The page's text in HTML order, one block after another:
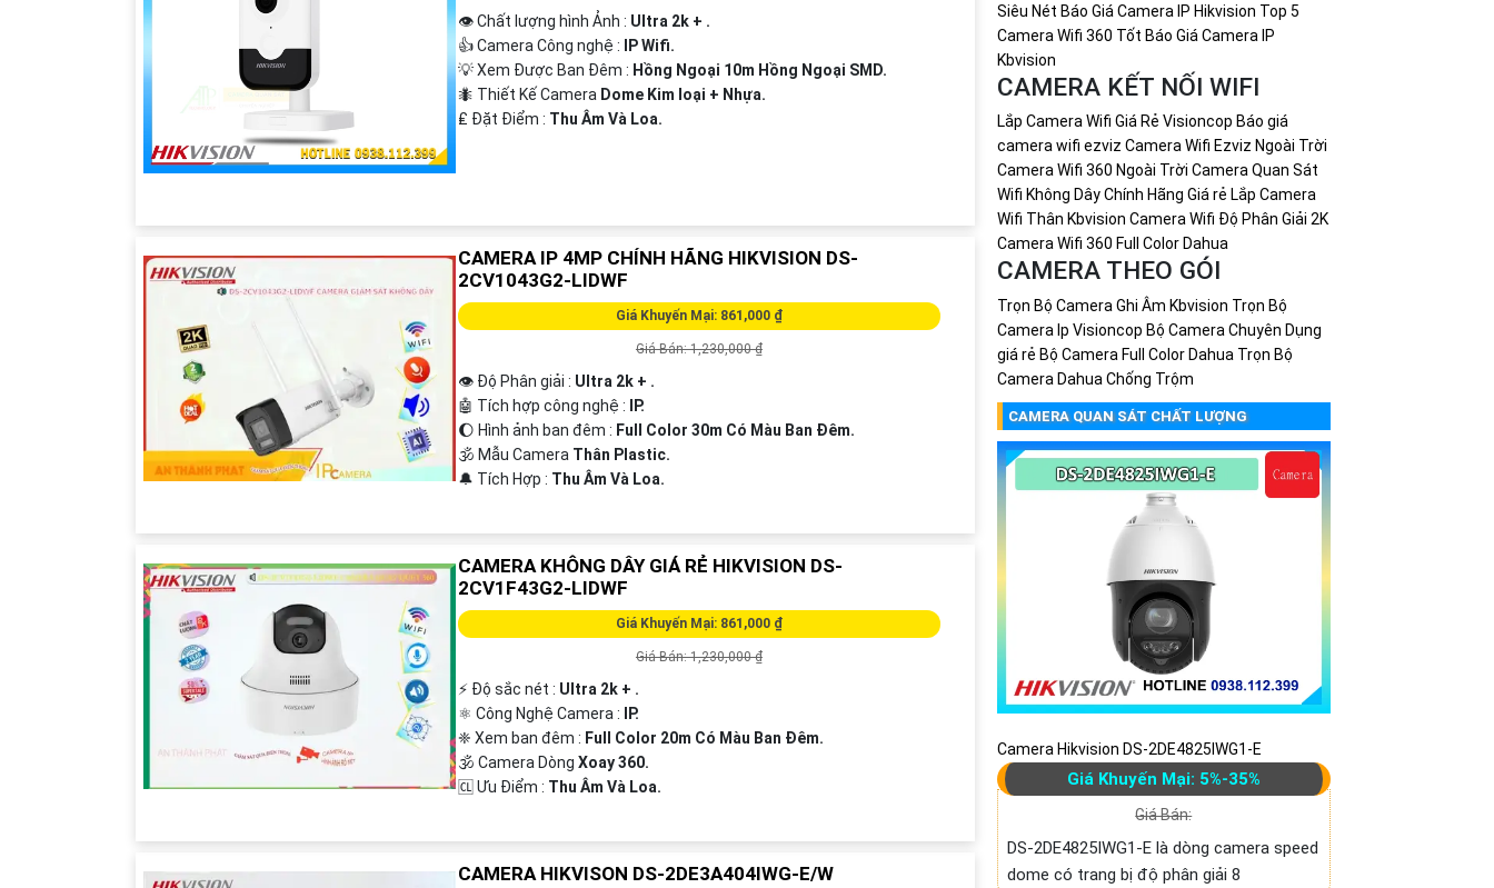
👁 Chất lượng hình Ảnh : Ultra 2k + .
👍 Camera Công nghệ :
IP Wifi.
💡 Xem Được Ban Đêm : Hồng Ngoại 10m Hồng Ngoại SMD.
🐜 Thiết Kế Camera Dome Kim loại + Nhựa.
️₤ Đặt Điểm : Thu Âm Và Loa.
CAMERA IP 4MP CHÍNH HÃNG HIKVISION DS-
2CV1043G2-LIDWF
Giá Khuyến Mại: 861,000 ₫
Giá Bán: 1,230,000 ₫
👁 Độ Phân giải : Ultra 2k + .
🤖️ Tích hợp công nghệ :
IP.
🌔 Hình ảnh ban đêm : Full Color 30m Có Màu Ban Ðêm.
🕉️ Mẫu Camera Thân Plastic.
️🔔 Tích Hợp : Thu Âm Và Loa.
CAMERA KHÔNG DÂY GIÁ RẺ HIKVISION DS-
2CV1F43G2-LIDWF
Giá Khuyến Mại: 861,000 ₫
Giá Bán: 1,230,000 ₫
️⚡ Độ sắc nét : Ultra 2k + .
⚛️ Công Nghệ Camera :
IP.
❈ Xem ban đêm : Full Color 20m Có Màu Ban Ðêm.
🕉️ Camera DòngXoay 360.
️🆑 Ưu Điểm : Thu Âm Và Loa.
CAMERA HIKVISON DS-2DE3A404IWG-E/W
Siêu Nét Báo Giá Camera IP Hikvision Top 5
Camera Wifi 360 Tốt Báo Giá Camera IP
Kbvision
CAMERA KẾT NỐI WIFI
Lắp Camera Wifi Giá Rẻ Visioncop Báo giá
camera wifi ezviz Camera Wifi Ezviz Ngoài Trời
Camera Wifi 360 Ngoài Trời Camera Quan Sát
Wifi Không Dây Chính Hãng Giá rẻ Lắp Camera
Wifi Thân Kbvision Camera Wifi Độ Phân Giải 2K
Camera Wifi 360 Full Color Dahua
CAMERA THEO GÓI
Trọn Bộ Camera Ghi Âm Kbvision Trọn Bộ
Camera Ip Visioncop Bộ Camera Chuyên Dụng
giá rẻ Bộ Camera Full Color Dahua Trọn Bộ
Camera Dahua Chống Trộm
CAMERA QUAN SÁT CHẤT LƯỢNG
Camera Hikvision DS-2DE4825IWG1-E
Giá Khuyến Mại: 5%-35%
Giá Bán:
DS-2DE4825IWG1-E là dòng camera speed
dome có trang bị độ phân giải 8